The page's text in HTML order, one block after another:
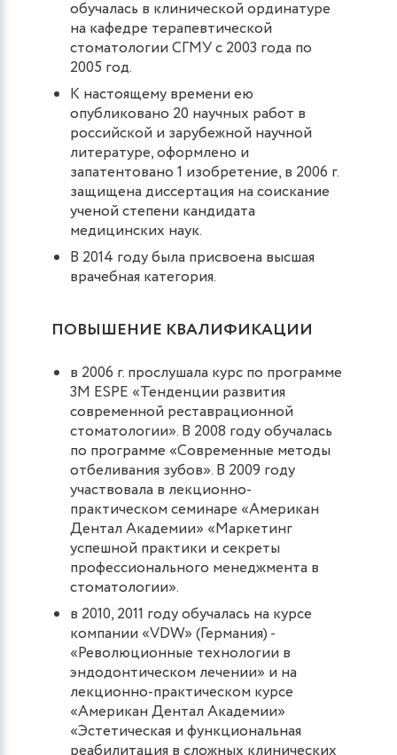
обучалась в клинической ординатуре
на кафедре терапевтической
стоматологии СГМУ с 2003 года по
2005 год.
К настоящему времени ею
опубликовано 20 научных работ в
российской и зарубежной научной
литературе, оформлено и
запатентовано 1 изобретение, в 2006 г.
защищена диссертация на соискание
ученой степени кандидата
медицинских наук.
В 2014 году была присвоена высшая
врачебная категория.
ПОВЫШЕНИЕ КВАЛИФИКАЦИИ
в 2006 г. прослушала курс по программе
3М ESPE «Тенденции развития
современной реставрационной
стоматологии». В 2008 году обучалась
по программе «Современные методы
отбеливания зубов». В 2009 году
участвовала в лекционно-
практическом семинаре «Американ
Дентал Академии» «Маркетинг
успешной практики и секреты
профессионального менеджмента в
стоматологии».
в 2010, 2011 году обучалась на курсе
компании «VDW» (Германия) -
«Революционные технологии в
эндодонтическом лечении» и на
лекционно-практическом курсе
«Американ Дентал Академии»
«Эстетическая и функциональная